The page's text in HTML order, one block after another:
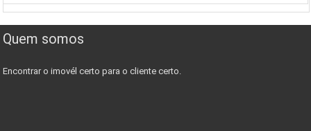
Quem somos
Encontrar o imovél certo para o cliente certo.